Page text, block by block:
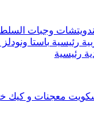
وجبات
رئيسية باستا ونودلز
رئيسية
معجنات و كيك